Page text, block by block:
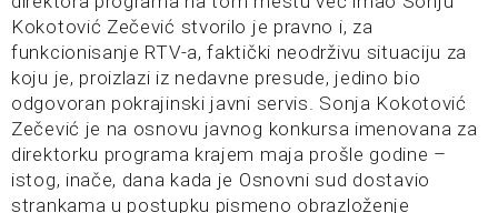
Kokotović Zečević stvorilo je pravno i, za
funkcionisanje RTV-a, faktički neodrživu situaciju za
koju je, proizlazi iz nedavne presude, jedino bio
odgovoran pokrajinski javni servis. Sonja Kokotović
Zečević je na osnovu javnog konkursa imenovana za
direktorku programa krajem maja prošle godine –
istog, inače, dana kada je Osnovni sud dostavio
strankama u postupku pismeno obrazloženje